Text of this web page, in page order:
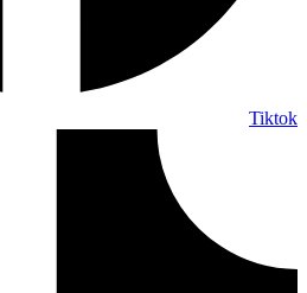
Tiktok